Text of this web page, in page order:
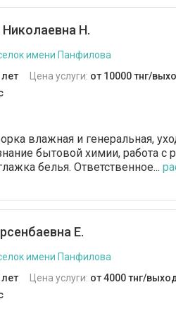
Н.
имени Панфилова
лет Цена услуги: от 10000 тнг/
влажная и генеральная,
бытовой химии, работа с
белья. Ответственное...
Е.
имени Панфилова
лет Цена услуги: от 4000 тнг/